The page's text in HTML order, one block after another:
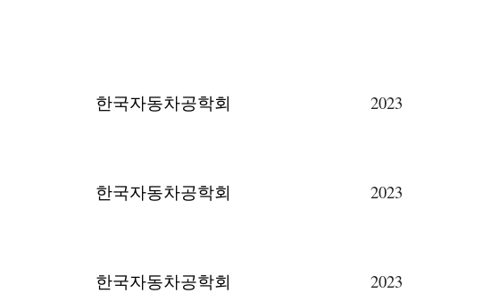
한국자동차공학회 2023
한국자동차공학회 2023
한국자동차공학회 2023